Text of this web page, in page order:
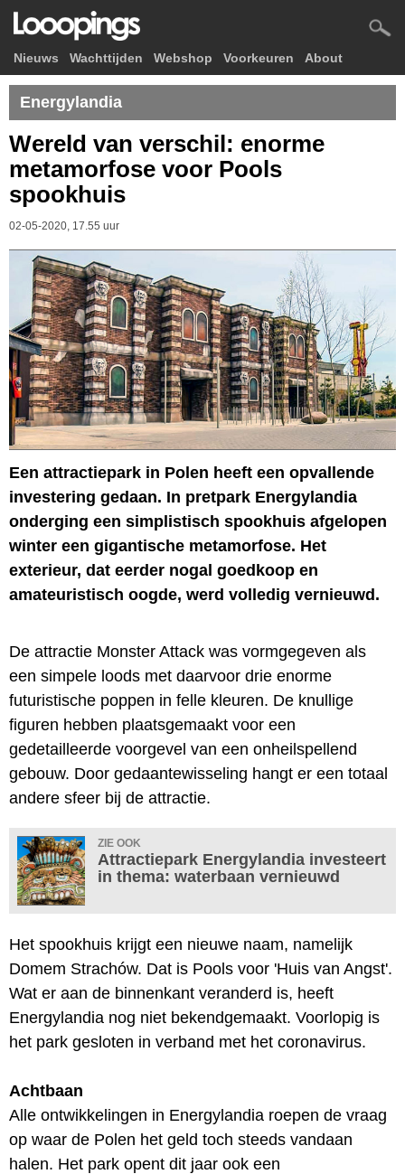
Nieuws Wachttijden Webshop Voorkeuren About
Energylandia
Wereld van verschil: enorme
metamorfose voor Pools
spookhuis
02-05-2020, 17.55 uur
Een attractiepark in Polen heeft een opvallende
investering gedaan. In pretpark Energylandia
onderging een simplistisch spookhuis afgelopen
winter een gigantische metamorfose. Het
exterieur, dat eerder nogal goedkoop en
amateuristisch oogde, werd volledig vernieuwd.
De attractie Monster Attack was vormgegeven als
een simpele loods met daarvoor drie enorme
futuristische poppen in felle kleuren. De knullige
figuren hebben plaatsgemaakt voor een
gedetailleerde voorgevel van een onheilspellend
gebouw. Door gedaantewisseling hangt er een totaal
andere sfeer bij de attractie.
ZIE OOK
Attractiepark Energylandia investeert
in thema: waterbaan vernieuwd
Het spookhuis krijgt een nieuwe naam, namelijk
Domem Strachów. Dat is Pools voor 'Huis van Angst'.
Wat er aan de binnenkant veranderd is, heeft
Energylandia nog niet bekendgemaakt. Voorlopig is
het park gesloten in verband met het coronavirus.
Achtbaan
Alle ontwikkelingen in Energylandia roepen de vraag
op waar de Polen het geld toch steeds vandaan
halen. Het park opent dit jaar ook een